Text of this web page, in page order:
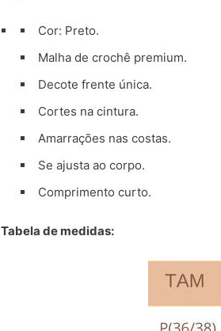
Cor: Preto.
Malha de crochê premium.
Decote frente única.
Cortes na cintura.
Amarrações nas costas.
Se ajusta ao corpo.
Comprimento curto.
Tabela de medidas: